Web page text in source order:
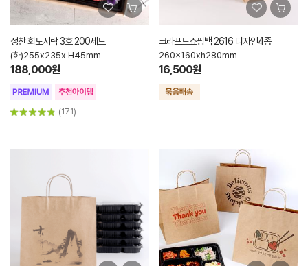
정찬 회도시락 3호 200세트
(하)255x235x H45mm
188,000원
(171)
크라프트쇼핑백 2616 디자인4종
260x160xh280mm
16,500원